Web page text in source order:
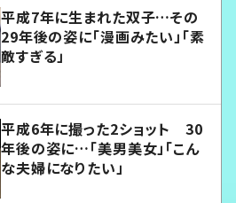
平成7年に生まれた双子…その
29年後の姿に「漫画みたい」「素
敵すぎる」
平成6年に撮った2ショット 30
年後の姿に…「美男美女」「こん
な夫婦になりたい」